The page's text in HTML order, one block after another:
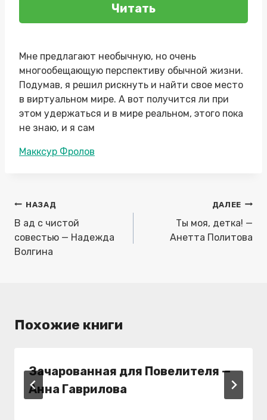
Читать
Мне предлагают необычную, но очень
многообещающую перспективу обычной жизни.
Подумав, я решил рискнуть и найти свое место
в виртуальном мире. А вот получится ли при
этом удержаться и в мире реальном, этого пока
не знаю, и я сам
Метки
Макксур Фролов
Навигация
по
записям
НАЗАД
В ад с чистой
совестью — Надежда
Волгина
ДАЛЕЕ
Ты моя, детка! —
Анетта Политова
Похожие книги
Зачарованная для Повелителя —
Анна Гаврилова